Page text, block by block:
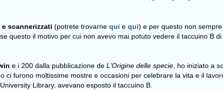
scannerizzati (potrete trovarne qui e qui) e per questo non
questo il motivo per cui non avevo mai potuto vedere il taccuino B
e i 200 dalla pubblicazione de L’Origine delle specie , ho iniziato a
ci furono moltissime mostre e occasioni per celebrare la vita e il
Library, avevano esposto il taccuino B.